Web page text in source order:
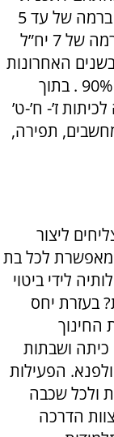
משרד החינוך וניגשות לבחינות הבגרות ברמה של עד 5
יח”ל. באנגלית קיימת קבוצה הלומדת ברמה של 7 יח”ל
בשנים האחרונות
אחוז הזכאות בבחינות הבגרות עומד על 90% . בתוך
ז’- ח’-ט’
תפירה,
ליצור
לכל בת
לידי ביטוי
בעזרת יחס
החינוך
ושבתות
הפעילות
ולכל שכבה
הדרכה